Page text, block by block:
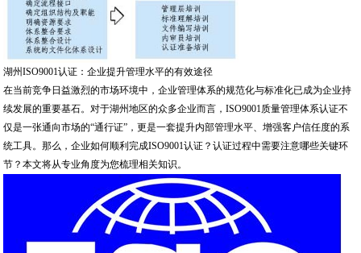
湖州ISO9001认证：企业提升管理水平的有效途径
在当前竞争日益激烈的市场环境中，企业管理体系的规范化与标准化已成为企业持
续发展的重要基石。对于湖州地区的众多企业而言，ISO9001质量管理体系认证不
仅是一张通向市场的“通行证”，更是一套提升内部管理水平、增强客户信任度的系
统工具。那么，企业如何顺利完成ISO9001认证？认证过程中需要注意哪些关键环
节？本文将从专业角度为您梳理相关知识。